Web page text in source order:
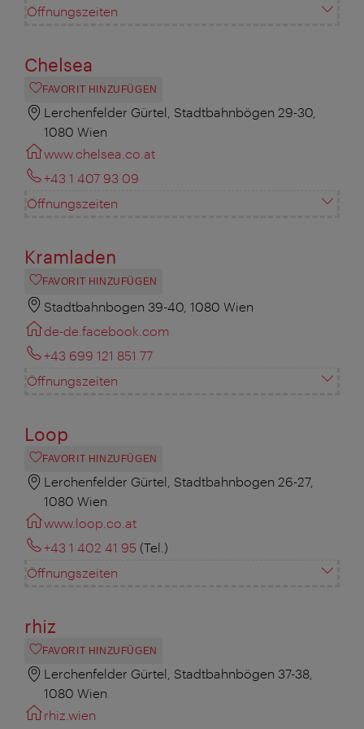
Öffnungszeiten
Chelsea
FAVORIT HINZUFÜGEN
Lerchenfelder Gürtel, Stadtbahnbögen 29-30,
1080 Wien
www.chelsea.co.at
+43 1 407 93 09
Öffnungszeiten
Kramladen
FAVORIT HINZUFÜGEN
Stadtbahnbogen 39-40, 1080 Wien
de-de.facebook.com
+43 699 121 851 77
Öffnungszeiten
Loop
FAVORIT HINZUFÜGEN
Lerchenfelder Gürtel, Stadtbahnbogen 26-27,
1080 Wien
www.loop.co.at
+43 1 402 41 95 (Tel.)
Öffnungszeiten
rhiz
FAVORIT HINZUFÜGEN
Lerchenfelder Gürtel, Stadtbahnbögen 37-38,
1080 Wien
rhiz.wien